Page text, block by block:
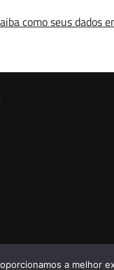
como seus dados
a melhor